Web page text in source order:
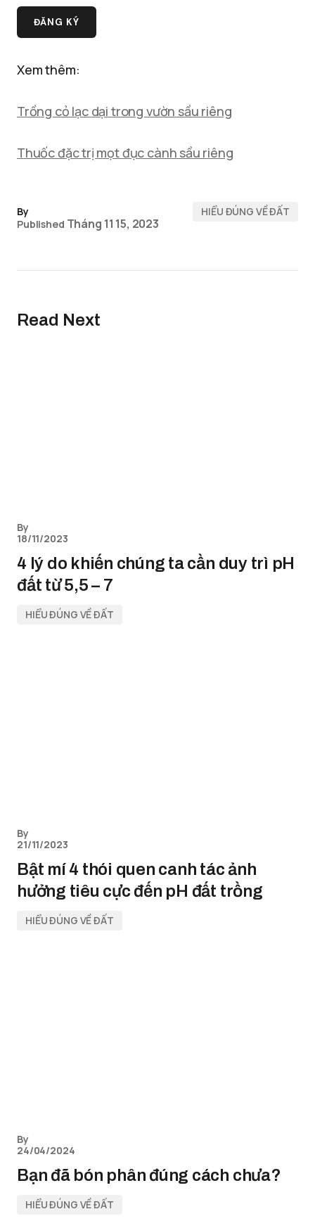
Xem thêm:
Trồng cỏ lạc dại trong vườn sầu riêng
Thuốc đặc trị mọt đục cành sầu riêng
By
Published Tháng 11 15, 2023
HIỂU ĐÚNG VỀ ĐẤT
Read Next
By
18/11/2023
4 lý do khiến chúng ta cần duy trì pH
đất từ 5,5 – 7
HIỂU ĐÚNG VỀ ĐẤT
By
21/11/2023
Bật mí 4 thói quen canh tác ảnh
hưởng tiêu cực đến pH đất trồng
HIỂU ĐÚNG VỀ ĐẤT
By
24/04/2024
Bạn đã bón phân đúng cách chưa?
HIỂU ĐÚNG VỀ ĐẤT